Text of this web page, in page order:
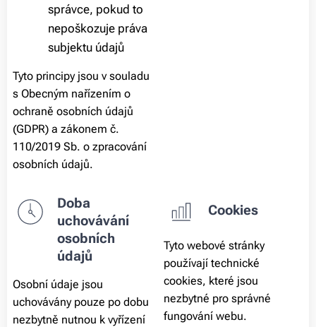
správce, pokud to
nepoškozuje práva
subjektu údajů
Tyto principy jsou v souladu
s Obecným nařízením o
ochraně osobních údajů
(GDPR) a zákonem č.
110/2019 Sb. o zpracování
osobních údajů.
Doba
uchovávání
osobních
údajů
Osobní údaje jsou
uchovávány pouze po dobu
nezbytně nutnou k vyřízení
Cookies
Tyto webové stránky
používají technické
cookies, které jsou
nezbytné pro správné
fungování webu.